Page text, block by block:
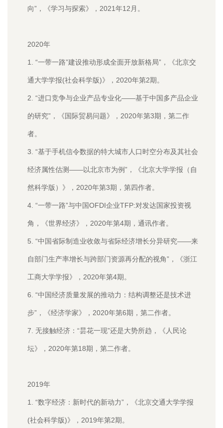
向”，《学习与探索》，2021年12月。
2020年
1. “一带一路”建设推动形成全面开放新格局”，《北京交
通大学学报(社会科学版)》，2020年第2期。
2. “进口竞争与企业产品专业化——基于中国多产品企业
的研究”，《国际贸易问题》，2020年第3期，第二作
者。
3. “基于手机信令数据的特大城市人口时空分布及其社会
经济属性估测——以北京市为例”，《北京大学学报（自
然科学版）》，2020年第3期，第四作者。
4. “一带一路”与中国OFDI企业TFP:对发达国家投资视
角，《世界经济》，2020年第4期，通讯作者。
5. “中国省际制造业收敛与省际经济增长分异研究——来
自部门生产率增长与跨部门资源再分配的视角”，《浙江
工商大学学报》，2020年第4期。
6. “中国经济质量发展的推动力：结构调整还是技术进
步”，《经济学家》，2020年第6期，第二作者。
7. 无接触经济：“昙花一现”还是大势所趋，《人民论
坛》，2020年第18期，第二作者。
2019年
1. “数字经济：新时代的新动力”，《北京交通大学学报
(社会科学版)》，2019年第2期。